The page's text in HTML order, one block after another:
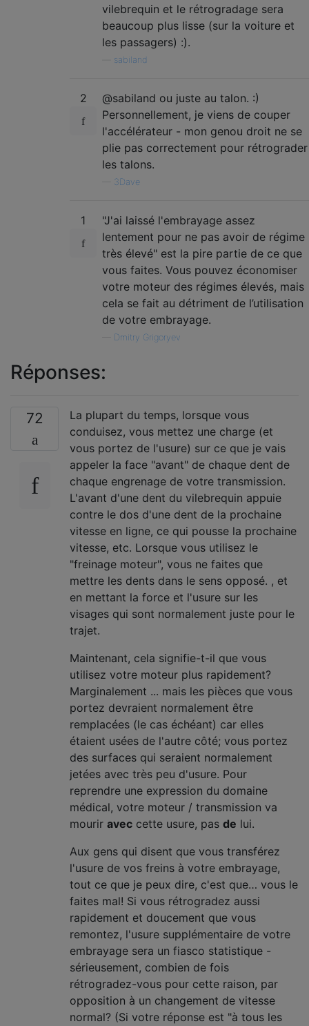
vilebrequin et le rétrogradage sera
beaucoup plus lisse (sur la voiture et
les passagers) :).
sabiland
2
@sabiland ou juste au talon. :)
Personnellement, je viens de couper
l'accélérateur - mon genou droit ne se
plie pas correctement pour rétrograder
les talons.
3Dave
1
"J'ai laissé l'embrayage assez
lentement pour ne pas avoir de régime
très élevé" est la pire partie de ce que
vous faites. Vous pouvez économiser
votre moteur des régimes élevés, mais
cela se fait au détriment de l’utilisation
de votre embrayage.
Dmitry Grigoryev
Réponses:
72
La plupart du temps, lorsque vous
conduisez, vous mettez une charge (et
vous portez de l'usure) sur ce que je vais
appeler la face "avant" de chaque dent de
chaque engrenage de votre transmission.
L'avant d'une dent du vilebrequin appuie
contre le dos d'une dent de la prochaine
vitesse en ligne, ce qui pousse la prochaine
vitesse, etc. Lorsque vous utilisez le
"freinage moteur", vous ne faites que
mettre les dents dans le sens opposé. , et
en mettant la force et l'usure sur les
visages qui sont normalement juste pour le
trajet.
Maintenant, cela signifie-t-il que vous
utilisez votre moteur plus rapidement?
Marginalement ... mais les pièces que vous
portez devraient normalement être
remplacées (le cas échéant) car elles
étaient usées de l'autre côté; vous portez
des surfaces qui seraient normalement
jetées avec très peu d'usure. Pour
reprendre une expression du domaine
médical, votre moteur / transmission va
mourir avec cette usure, pas de lui.
Aux gens qui disent que vous transférez
l'usure de vos freins à votre embrayage,
tout ce que je peux dire, c'est que… vous le
faites mal! Si vous rétrogradez aussi
rapidement et doucement que vous
remontez, l'usure supplémentaire de votre
embrayage sera un fiasco statistique -
sérieusement, combien de fois
rétrogradez-vous pour cette raison, par
opposition à un changement de vitesse
normal? (Si votre réponse est "à tous les